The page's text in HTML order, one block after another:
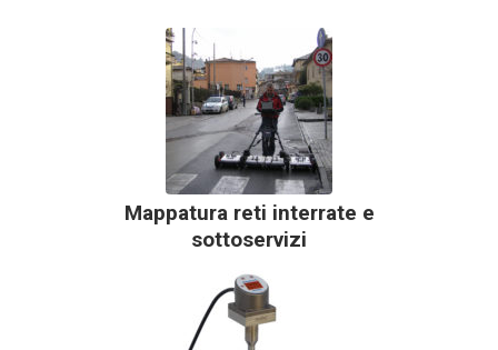
Mappatura reti interrate e
sottoservizi